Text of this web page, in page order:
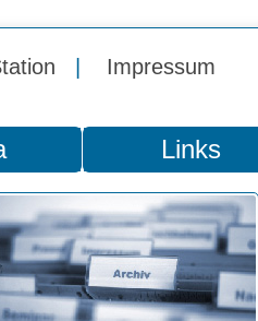
Impressum
Links